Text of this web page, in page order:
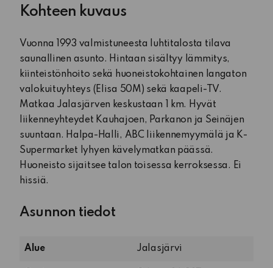
Kohteen kuvaus
Vuonna 1993 valmistuneesta luhtitalosta tilava
saunallinen asunto. Hintaan sisältyy lämmitys,
kiinteistönhoito sekä huoneistokohtainen langaton
valokuituyhteys (Elisa 50M) sekä kaapeli-TV.
Matkaa Jalasjärven keskustaan 1 km. Hyvät
liikenneyhteydet Kauhajoen, Parkanon ja Seinäjen
suuntaan. Halpa-Halli, ABC liikennemyymälä ja K-
Supermarket lyhyen kävelymatkan päässä.
Huoneisto sijaitsee talon toisessa kerroksessa. Ei
hissiä.
Asunnon tiedot
Alue Jalasjärvi